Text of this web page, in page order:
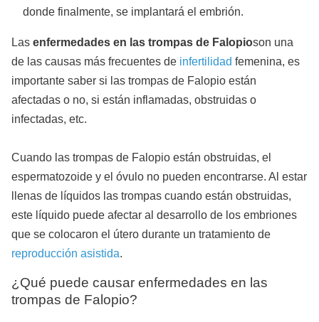
donde finalmente, se implantará el embrión.
Las enfermedades en las trompas de Falopioson una
de las causas más frecuentes de infertilidad femenina, es
importante saber si las trompas de Falopio están
afectadas o no, si están inflamadas, obstruidas o
infectadas, etc.
Cuando las trompas de Falopio están obstruidas, el
espermatozoide y el óvulo no pueden encontrarse. Al estar
llenas de líquidos las trompas cuando están obstruidas,
este líquido puede afectar al desarrollo de los embriones
que se colocaron el útero durante un tratamiento de
reproducción asistida.
¿Qué puede causar enfermedades en las
trompas de Falopio?